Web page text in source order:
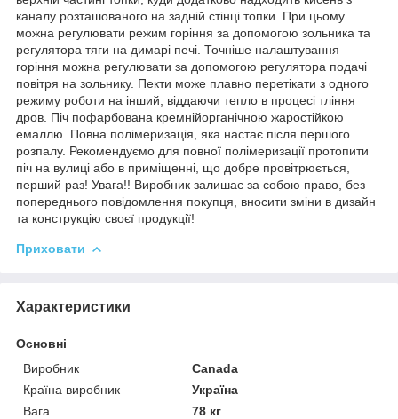
каналу розташованого на задній стінці топки. При цьому
можна регулювати режим горіння за допомогою зольника та
регулятора тяги на димарі печі. Точніше налаштування
горіння можна регулювати за допомогою регулятора подачі
повітря на зольнику. Пекти може плавно перетікати з одного
режиму роботи на інший, віддаючи тепло в процесі тління
дров. Піч пофарбована кремнійорганічною жаростійкою
емаллю. Повна полімеризація, яка настає після першого
розпалу. Рекомендуємо для повної полімеризації протопити
піч на вулиці або в приміщенні, що добре провітрюється,
перший раз! Увага!! Виробник залишає за собою право, без
попереднього повідомлення покупця, вносити зміни в дизайн
та конструкцію своєї продукції!
Приховати
Характеристики
Основні
Виробник
Canada
Країна виробник
Україна
Вага
78 кг